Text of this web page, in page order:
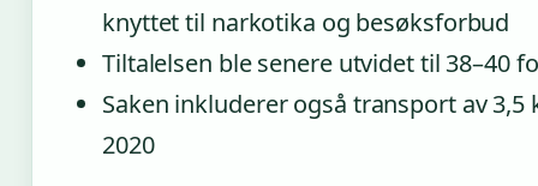
knyttet til narkotika og besøksforbud
Tiltalelsen ble senere utvidet til 38–40
Saken inkluderer også transport av 3,5
2020